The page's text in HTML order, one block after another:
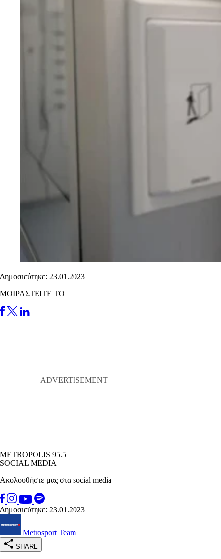
Δημοσιεύτηκε: 23.01.2023
ΜΟΙΡΑΣΤΕΙΤΕ ΤΟ
METROPOLIS 95.5
SOCIAL MEDIA
Ακολουθήστε μας στα social media
Δημοσιεύτηκε: 23.01.2023
Metrosport Team
SHARE